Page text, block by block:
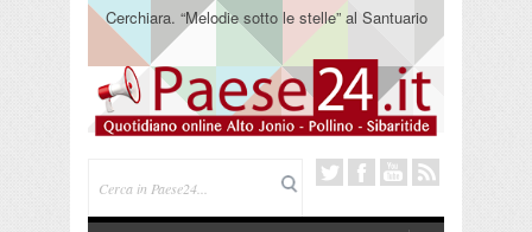
Cerchiara. “Melodie sotto le stelle” al Santuario
Madonna delle Armi